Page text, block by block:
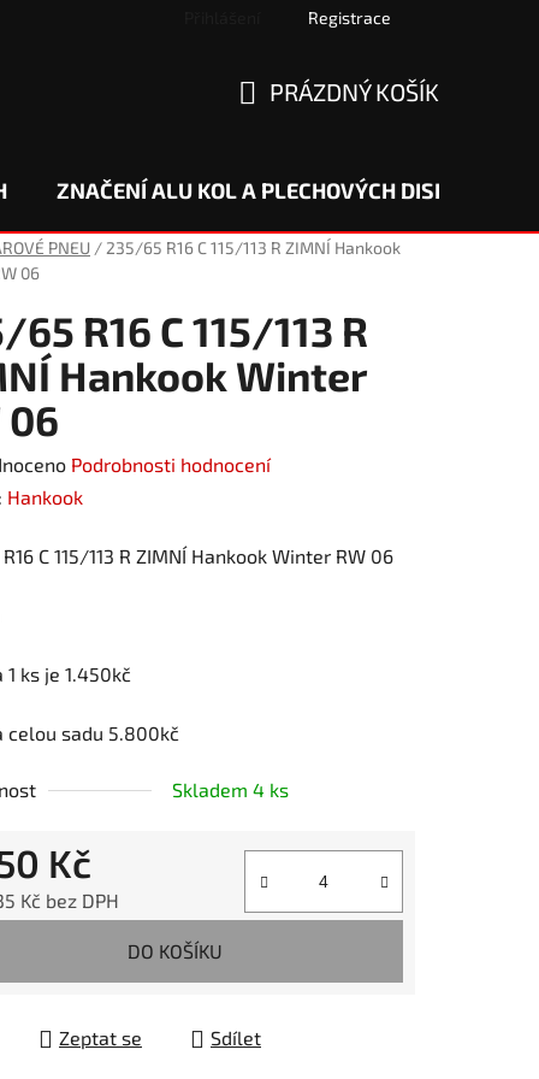
Registrace
KOŠÍK
PRÁZDNÝ KOŠÍK
ZNAČENÍ ALU KOL A PLECHOVÝCH DISKŮ
PNEU / 235/65 R16 C 115/113 R ZIMNÍ Hankook
06
65 R16 C 115/113 R
Hankook Winter
06
Podrobnosti hodnocení
Hankook
C 115/113 R ZIMNÍ Hankook Winter RW 06
1 ks je 1.450kč
celou sadu 5.800kč
Skladem 4 ks
Kč
Kč bez DPH
DO KOŠÍKU
Zeptat se Sdílet